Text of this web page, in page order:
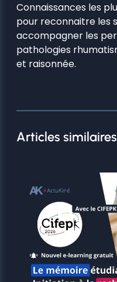
Connaissances les
pour reconnaitre les
accompagner les
pathologies
et raisonnée.
Articles similaires